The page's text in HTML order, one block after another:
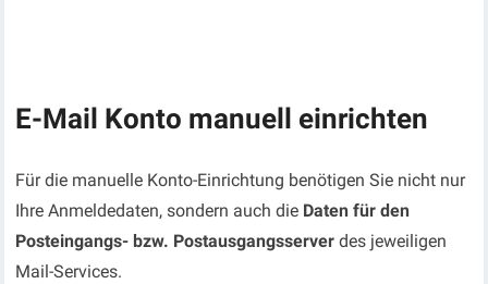
E-Mail Konto manuell einrichten
Für die manuelle Konto-Einrichtung benötigen Sie nicht nur
Ihre Anmeldedaten, sondern auch die Daten für den
Posteingangs- bzw. Postausgangsserver des jeweiligen
Mail-Services.